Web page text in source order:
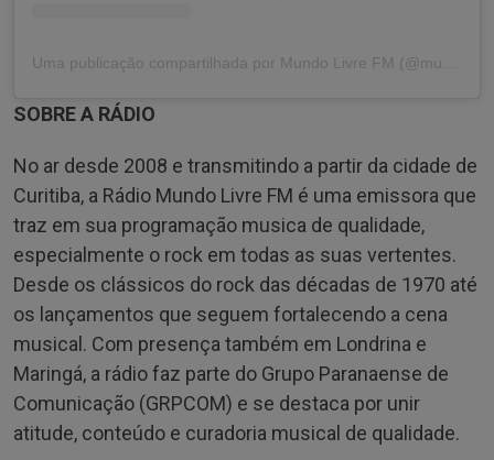
SOBRE A RÁDIO
No ar desde 2008 e transmitindo a partir da cidade de
Curitiba, a Rádio Mundo Livre FM é uma emissora que
traz em sua programação musica de qualidade,
especialmente o rock em todas as suas vertentes.
Desde os clássicos do rock das décadas de 1970 até
os lançamentos que seguem fortalecendo a cena
musical. Com presença também em Londrina e
Maringá, a rádio faz parte do Grupo Paranaense de
Comunicação (GRPCOM) e se destaca por unir
atitude, conteúdo e curadoria musical de qualidade.